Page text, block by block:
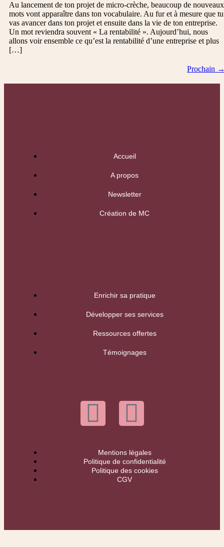
Au lancement de ton projet de micro-crèche, beaucoup de nouveaux
mots vont apparaître dans ton vocabulaire. Au fur et à mesure que tu
vas avancer dans ton projet et ensuite dans la vie de ton entreprise.
Un mot reviendra souvent « La rentabilité ». Aujourd’hui, nous
allons voir ensemble ce qu’est la rentabilité d’une entreprise et plus
[…]
Prochain
Accueil
A propos
Newsletter
Création de MC
Enrichir sa pratique
Développer ses services
Ressources offertes
Témoignages
Mentions légales
Politique de confidentialité
Politique des cookies
CGV